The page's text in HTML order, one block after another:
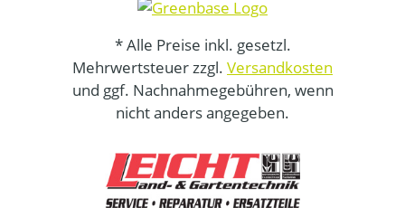
* Alle Preise inkl. gesetzl.
Mehrwertsteuer zzgl. Versandkosten
und ggf. Nachnahmegebühren, wenn
nicht anders angegeben.